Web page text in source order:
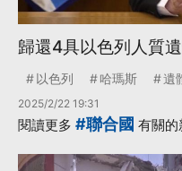
歸還4具以色列人質
以色列 哈瑪斯 遺
2025/2/22 19:31
閱讀更多 #聯合國 有關的